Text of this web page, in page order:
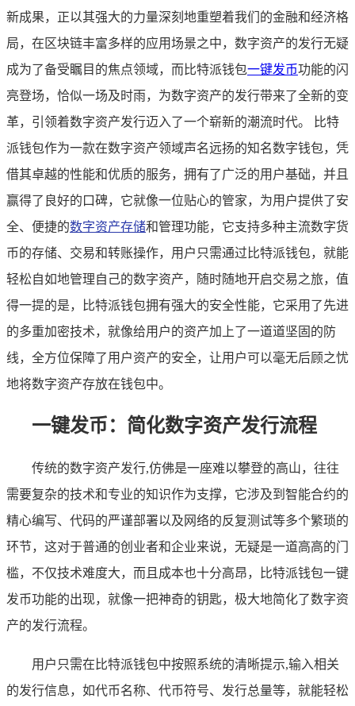
新成果，正以其强大的力量深刻地重塑着我们的金融和经济格
局，在区块链丰富多样的应用场景之中，数字资产的发行无疑
成为了备受瞩目的焦点领域，而比特派钱包一键发币功能的闪
亮登场，恰似一场及时雨，为数字资产的发行带来了全新的变
革，引领着数字资产发行迈入了一个崭新的潮流时代。 比特
派钱包作为一款在数字资产领域声名远扬的知名数字钱包，凭
借其卓越的性能和优质的服务，拥有了广泛的用户基础，并且
赢得了良好的口碑，它就像一位贴心的管家，为用户提供了安
全、便捷的数字资产存储和管理功能，它支持多种主流数字货
币的存储、交易和转账操作，用户只需通过比特派钱包，就能
轻松自如地管理自己的数字资产，随时随地开启交易之旅，值
得一提的是，比特派钱包拥有强大的安全性能，它采用了先进
的多重加密技术，就像给用户的资产加上了一道道坚固的防
线，全方位保障了用户资产的安全，让用户可以毫无后顾之忧
地将数字资产存放在钱包中。
一键发币：简化数字资产发行流程
传统的数字资产发行,仿佛是一座难以攀登的高山，往往
需要复杂的技术和专业的知识作为支撑，它涉及到智能合约的
精心编写、代码的严谨部署以及网络的反复测试等多个繁琐的
环节，这对于普通的创业者和企业来说，无疑是一道高高的门
槛，不仅技术难度大，而且成本也十分高昂，比特派钱包一键
发币功能的出现，就像一把神奇的钥匙，极大地简化了数字资
产的发行流程。
用户只需在比特派钱包中按照系统的清晰提示,输入相关
的发行信息，如代币名称、代币符号、发行总量等，就能轻松